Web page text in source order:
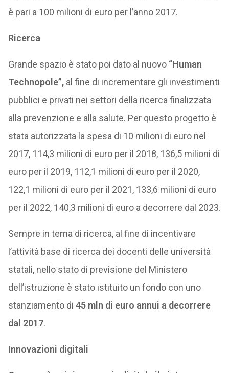
è pari a 100 milioni di euro per l’anno 2017.
Ricerca
Grande spazio è stato poi dato al nuovo“Human
Technopole”, al fine di incrementare gli investimenti
pubblici e privati nei settori della ricerca finalizzata
alla prevenzione e alla salute. Per questo progetto è
stata autorizzata la spesa di 10 milioni di euro nel
2017, 114,3 milioni di euro per il 2018, 136,5 milioni di
euro per il 2019, 112,1 milioni di euro per il 2020,
122,1 milioni di euro per il 2021, 133,6 milioni di euro
per il 2022, 140,3 milioni di euro a decorrere dal 2023.
Sempre in tema di ricerca, al fine di incentivare
l’attività base di ricerca dei docenti delle università
statali, nello stato di previsione del Ministero
dell’istruzione è stato istituito un fondo con uno
stanziamento di 45 mln di euro annui a decorrere
dal 2017.
Innovazioni digitali